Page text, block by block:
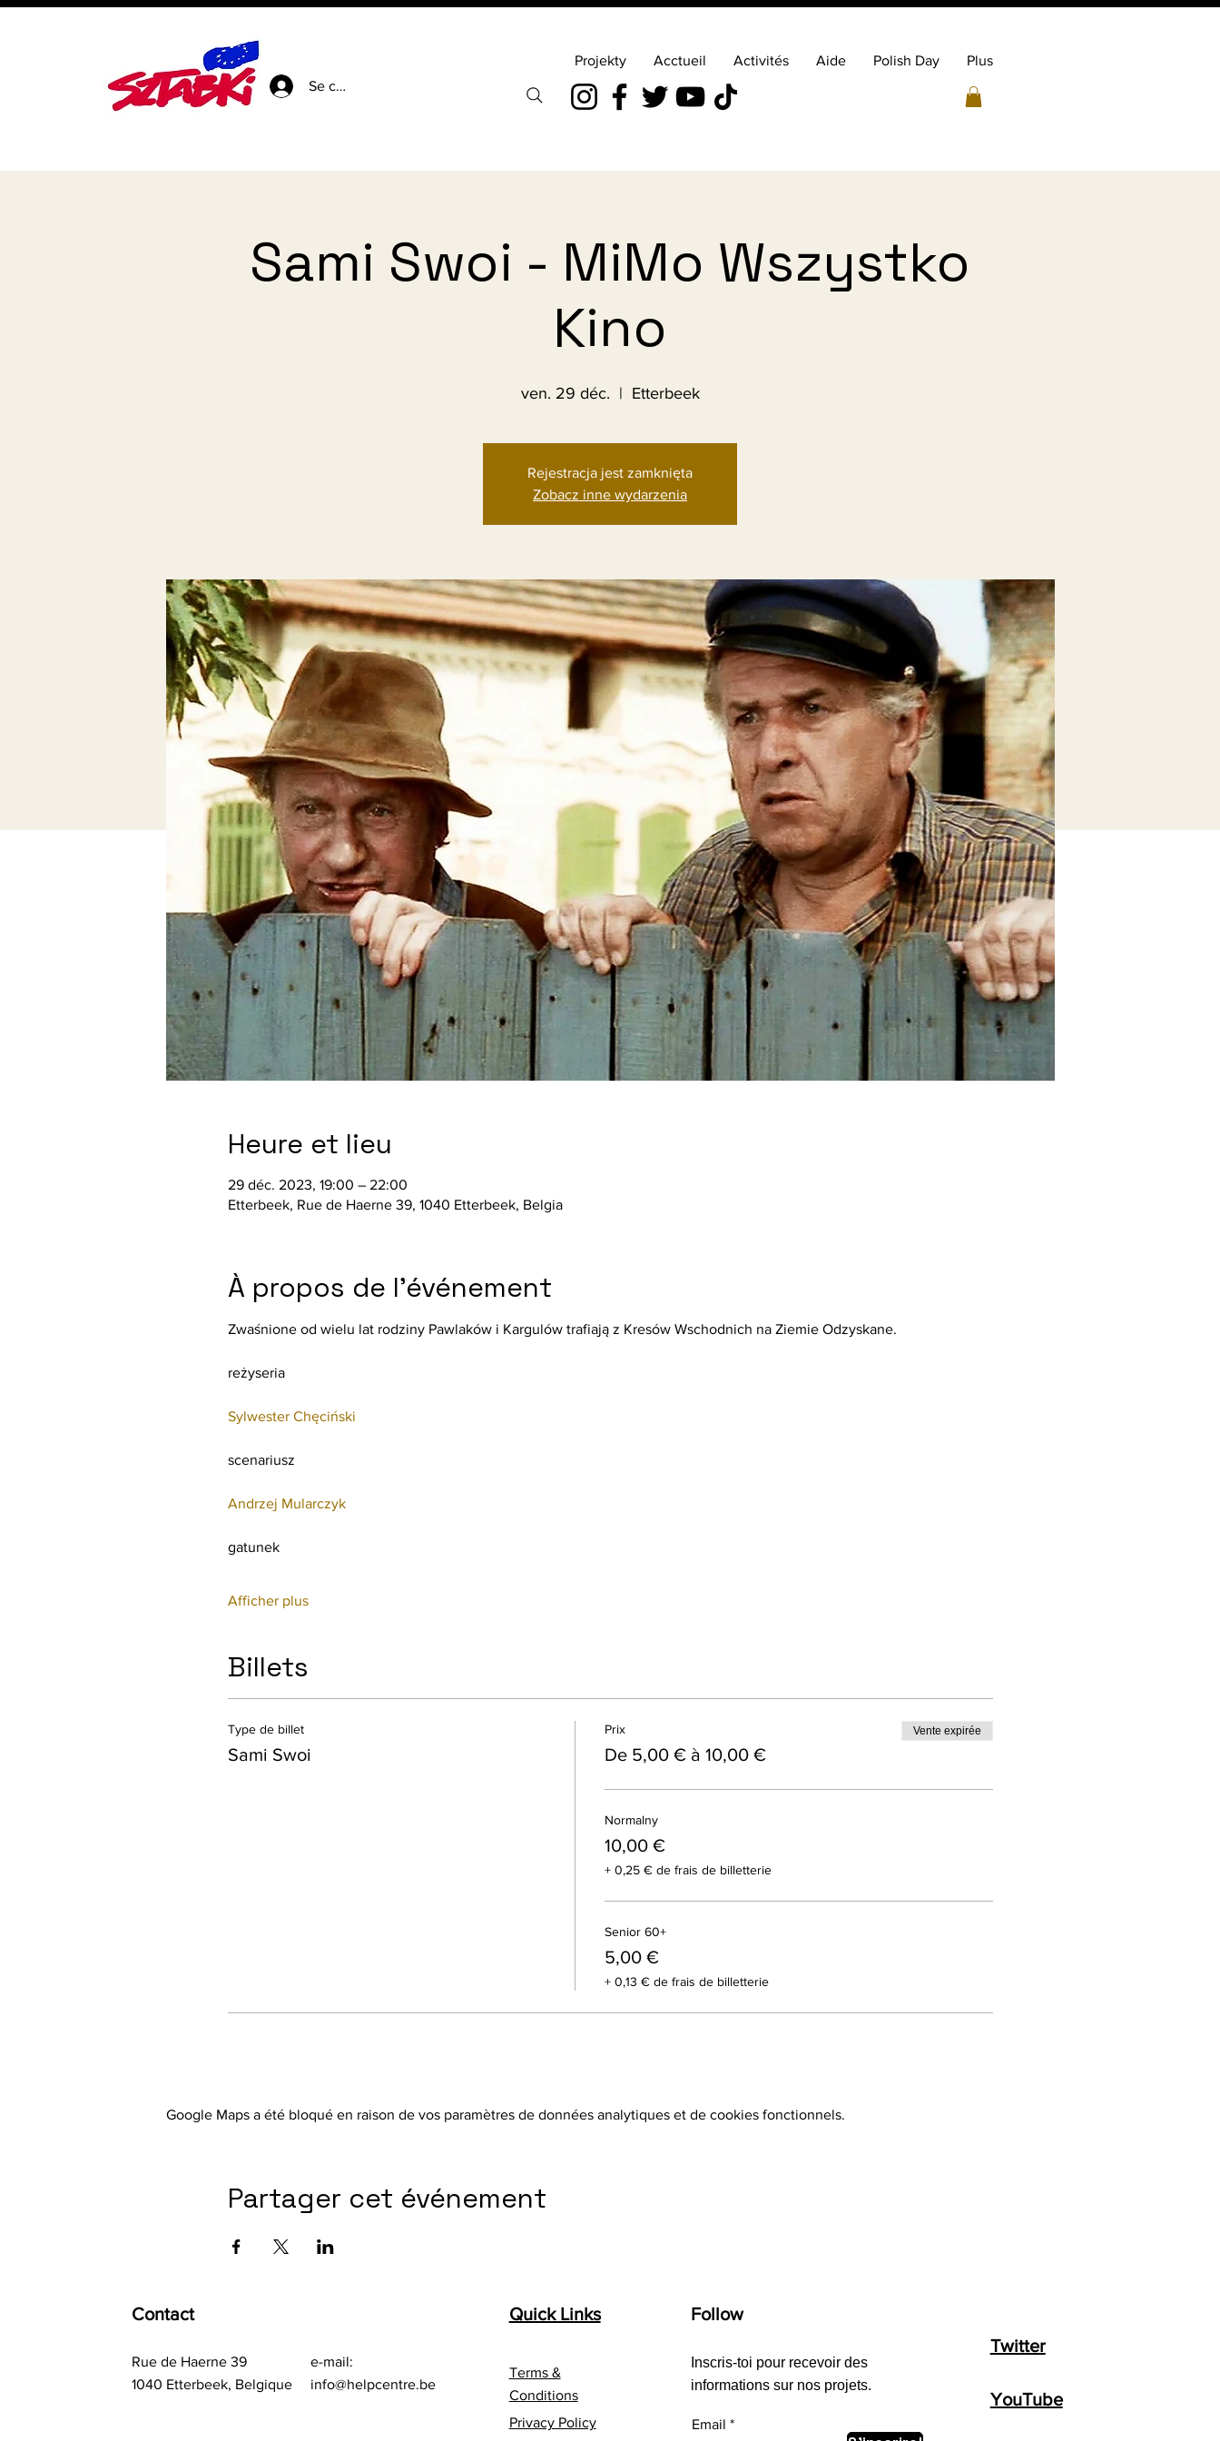
Se connecter
Projekty Acctueil Activités Aide Polish Day Plus
Sami Swoi - MiMo Wszystko
Kino
ven. 29 déc.
  |
Etterbeek
Rejestracja jest zamknięta
Zobacz inne wydarzenia
Heure et lieu
29 déc. 2023, 19:00 – 22:00
Etterbeek, Rue de Haerne 39, 1040 Etterbeek, Belgia
À propos de l'événement
Zwaśnione od wielu lat rodziny Pawlaków i Kargulów trafiają z Kresów Wschodnich na Ziemie Odzyskane.
reżyseria
Sylwester Chęciński
Andrzej Mularczyk
gatunek
Afficher plus
Billets
Type de billet
Sami Swoi
Prix
De 5,00 € à 10,00 €
Vente expirée
Normalny
10,00 €
+ 0,25 € de frais de billetterie
Senior 60+
5,00 €
+ 0,13 € de frais de billetterie
Google Maps a été bloqué en raison de vos paramètres de données analytiques et de cookies fonctionnels.
Partager cet événement
Contact
Rue de Haerne 39
1040 Etterbeek, Belgique
e-mail:
info@helpcentre.be
Quick Links
Terms &
Conditions
Privacy Policy
Follow
Inscris-toi pour recevoir des
informations sur nos projets.
Email
Twitter
YouTube